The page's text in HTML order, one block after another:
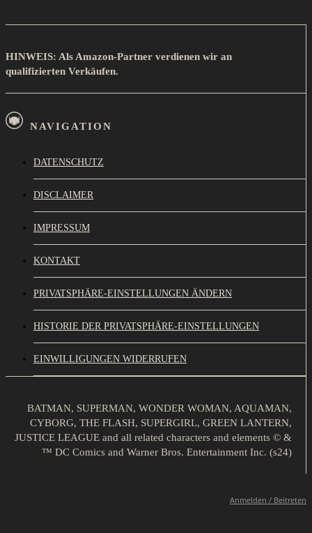
HINWEIS: Als Amazon-Partner verdienen wir an
qualifizierten Verkäufen.
NAVIGATION
DATENSCHUTZ
DISCLAIMER
IMPRESSUM
KONTAKT
PRIVATSPHÄRE-EINSTELLUNGEN ÄNDERN
HISTORIE DER PRIVATSPHÄRE-EINSTELLUNGEN
EINWILLIGUNGEN WIDERRUFEN
BATMAN, SUPERMAN, WONDER WOMAN, AQUAMAN,
CYBORG, THE FLASH, SUPERGIRL, GREEN LANTERN,
JUSTICE LEAGUE and all related characters and elements © &
™ DC Comics and Warner Bros. Entertainment Inc. (s24)
Anmelden / Beitreten